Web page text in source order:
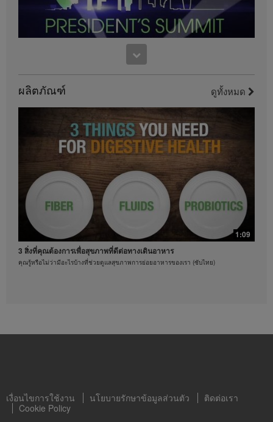
วิดีโอจะมีอยู่เฉพาะในคลังวิดีโอของเฮอร์บาไลฟ์เท่านั้น
ซึ่งเป็นกรรมสิทธิ์ของและดูแลจัดการโดยเฮอร์บาไลฟ์
อินเตอร์เนชั่นแนล ออฟ อเมริกา อิงค์ คุณสามารถรับชม
วิดีโอ และหากวิดีโออนุญาตให้ดาวน์โหลดได้ คุณ
สามารถทำซ้ำและเผยแพร่วิดีโอในรูปแบบที่ครบถ้วนเพื่อ
วัตถุประสงค์ในการส่งเสริมธุรกิจเฮอร์บาไลฟ์ของคุณหรือ
ผลิตภัณฑ์เฮอร์บาไลฟ์เท่านั้น อย่างไรก็ตาม คุณไม่
สามารถจำหน่ายหรือแสวงหากำไรจากการทำสำเนาและ
จัดจำหน่ายวิดีโอ การใช้รูปภาพ เสียง คำบรรยาย หรือ
บัญชีที่อยู่ในวิดีโอโดยไม่ได้รับความยินยอมเป็นลาย
ลักษณ์อักษรอย่างชัดเจนจาก เฮอร์บาไลฟ์ อินเตอร์
เนชั่นแนล ออฟ อเมริกาอิงค์ เป็นสิ่งต้องห้ามอย่าง
เคร่งครัด เฮอร์บาไลฟ์อาจขอให้คุณหยุดการใช้งานวิดีโอ
ได้ทุกเมื่อ
ออกกำลังกายด้วยท่าบริหารแบบผสม
3 วิธีดูแลสุขภาพหัวใจ
งานฉลองครบรอบ 35 ปี ของเพรสซิเด้นท์ ทีม ซัมมิท
เป็นส่วนหนึ่งของการเฉลิมฉลอง
ผลิตภัณฑ์ ดูทั้งหมด
1:09
3 สิ่งที่คุณต้องการเพื่อสุขภาพที่ดีต่อทางเดินอาหาร
คุณรู้หรือไม่ว่ามีอะไรบ้างที่ช่วยดูแลสุขภาพการย่อยอาหารของเรา (ซับไทย)
เงื่อนไขการใช้งาน นโยบายรักษาข้อมูลส่วนตัว
ติดต่อเรา
Cookie Policy